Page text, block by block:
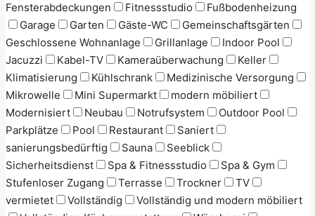
Fensterabdeckungen
Fitnessstudio
Fußbodenheizung
Garage
Garten Gäste-WC
Gemeinschaftsgärten
Geschlossene Wohnanlage
Grillanlage
Indoor Pool
Jacuzzi
Kabel-TV Kameraüberwachung
Keller
Klimatisierung
Kühlschrank
Medizinische Versorgung
Mikrowelle
Mini Supermarkt
modern möbiliert
Modernisiert
Neubau Notrufsystem
Outdoor Pool
Parkplätze
Pool Restaurant
Saniert
sanierungsbedürftig
Sauna
Seeblick
Sicherheitsdienst
Spa & Fitnessstudio
Spa & Gym
Stufenloser Zugang
Terrasse Trockner
TV
vermietet
Vollständig
Vollständig und modern möbiliert